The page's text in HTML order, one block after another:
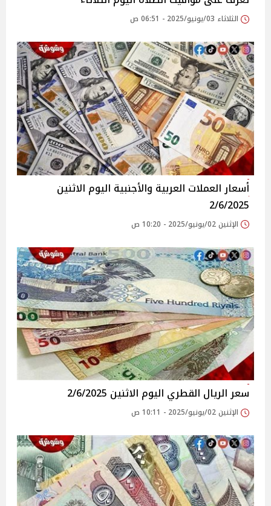
الثلاثاء 03/يونيو/2025 - 06:51 ص
أسعار العملات العربية والأجنبية اليوم الاثنين
2/6/2025
الإثنين 02/يونيو/2025 - 10:20 ص
سعر الريال القطري اليوم الاثنين 2/6/2025
الإثنين 02/يونيو/2025 - 10:11 ص